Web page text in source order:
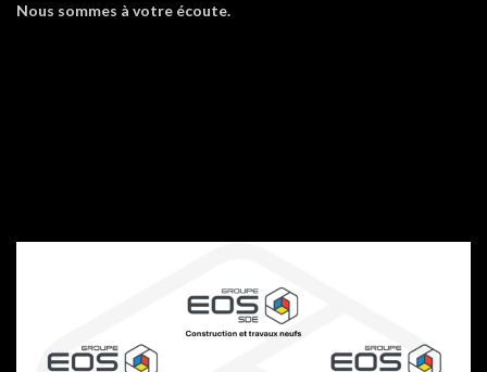
Nous sommes à votre écoute.